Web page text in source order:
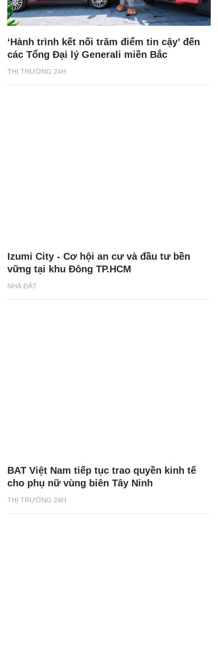
THỊ TRƯỜNG 24H
‘Hành trình kết nối trăm điểm tin cậy’ đến
các Tổng Đại lý Generali miền Bắc
NHÀ ĐẤT
Izumi City - Cơ hội an cư và đầu tư bền
vững tại khu Đông TP.HCM
THỊ TRƯỜNG 24H
BAT Việt Nam tiếp tục trao quyền kinh tế
cho phụ nữ vùng biên Tây Ninh